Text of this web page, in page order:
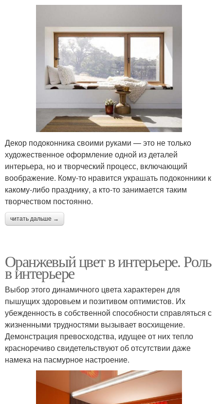
Декор подоконника своими руками — это не только
художественное оформление одной из деталей
интерьера, но и творческий процесс, включающий
воображение. Кому-то нравится украшать подоконники к
какому-либо празднику, а кто-то занимается таким
творчеством постоянно.
читать дальше →
Оранжевый цвет в интерьере. Роль
в интерьере
Выбор этого динамичного цвета характерен для
пышущих здоровьем и позитивом оптимистов. Их
убежденность в собственной способности справляться с
жизненными трудностями вызывает восхищение.
Демонстрация превосходства, идущее от них тепло
красноречиво свидетельствуют об отсутствии даже
намека на пасмурное настроение.